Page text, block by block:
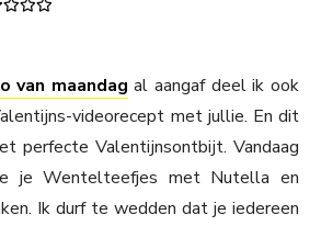
van maandag al aangaf deel ik ook
videorecept met jullie. En dit
perfecte Valentijnsontbijt. Vandaag
je Wentelteefjes met Nutella en
Ik durf te wedden dat je iedereen